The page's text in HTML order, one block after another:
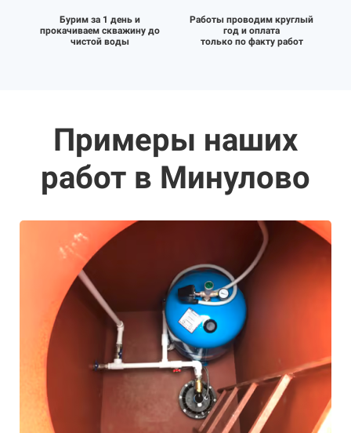
Бурим за 1 день и
прокачиваем скважину до
чистой воды
Работы проводим круглый
год и оплата
только по факту работ
Примеры наших
работ в Минулово